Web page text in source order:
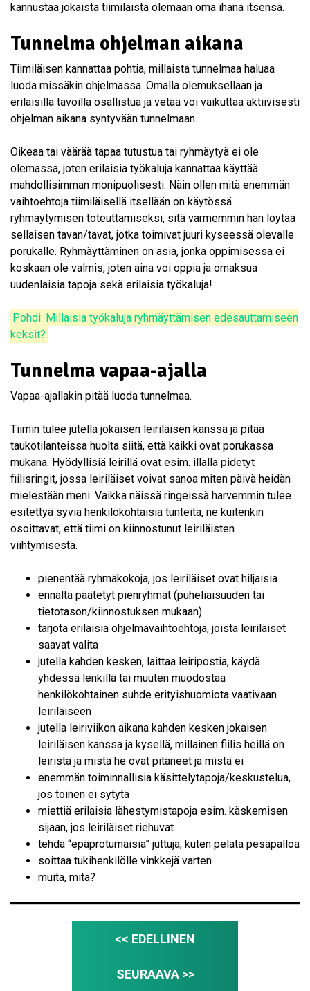
kannustaa jokaista tiimiläistä olemaan oma ihana itsensä.
Tunnelma ohjelman aikana
Tiimiläisen kannattaa pohtia, millaista tunnelmaa haluaa
luoda missäkin ohjelmassa. Omalla olemuksellaan ja
erilaisilla tavoilla osallistua ja vetää voi vaikuttaa aktiivisesti
ohjelman aikana syntyvään tunnelmaan.
Oikeaa tai väärää tapaa tutustua tai ryhmäytyä ei ole
olemassa, joten erilaisia työkaluja kannattaa käyttää
mahdollisimman monipuolisesti. Näin ollen mitä enemmän
vaihtoehtoja tiimiläisellä itsellään on käytössä
ryhmäytymisen toteuttamiseksi, sitä varmemmin hän löytää
sellaisen tavan/tavat, jotka toimivat juuri kyseessä olevalle
porukalle. Ryhmäyttäminen on asia, jonka oppimisessa ei
koskaan ole valmis, joten aina voi oppia ja omaksua
uudenlaisia tapoja sekä erilaisia työkaluja!
Pohdi: Millaisia työkaluja ryhmäyttämisen edesauttamiseen
keksit?
Tunnelma vapaa-ajalla
Vapaa-ajallakin pitää luoda tunnelmaa.
Tiimin tulee jutella jokaisen leiriläisen kanssa ja pitää
taukotilanteissa huolta siitä, että kaikki ovat porukassa
mukana. Hyödyllisiä leirillä ovat esim. illalla pidetyt
fiilisringit, jossa leiriläiset voivat sanoa miten päivä heidän
mielestään meni. Vaikka näissä ringeissä harvemmin tulee
esitettyä syviä henkilökohtaisia tunteita, ne kuitenkin
osoittavat, että tiimi on kiinnostunut leiriläisten
viihtymisestä.
pienentää ryhmäkokoja, jos leiriläiset ovat hiljaisia
ennalta päätetyt pienryhmät (puheliaisuuden tai
tietotason/kiinnostuksen mukaan)
tarjota erilaisia ohjelmavaihtoehtoja, joista leiriläiset
saavat valita
jutella kahden kesken, laittaa leiripostia, käydä
yhdessä lenkillä tai muuten muodostaa
henkilökohtainen suhde erityishuomiota vaativaan
leiriläiseen
jutella leiriviikon aikana kahden kesken jokaisen
leiriläisen kanssa ja kysellä, millainen fiilis heillä on
leiristä ja mistä he ovat pitäneet ja mistä ei
enemmän toiminnallisia käsittelytapoja/keskustelua,
jos toinen ei sytytä
miettiä erilaisia lähestymistapoja esim. käskemisen
sijaan, jos leiriläiset riehuvat
tehdä “epäprotumaisia” juttuja, kuten pelata pesäpalloa
soittaa tukihenkilölle vinkkejä varten
muita, mitä?
<< EDELLINEN
SEURAAVA >>